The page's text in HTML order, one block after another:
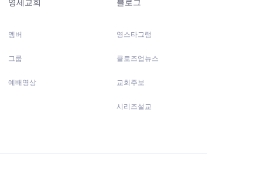
영세교회
멤버
그룹
예배영상
블로그
영스타그램
클로즈업뉴스
교회주보
시리즈설교